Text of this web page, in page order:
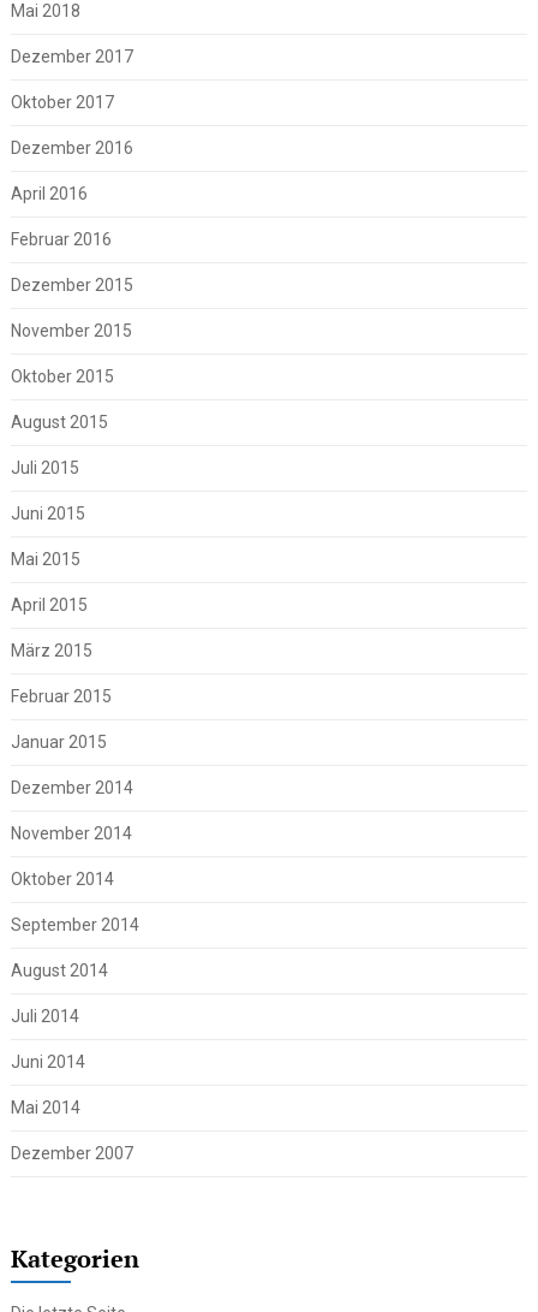
Mai 2018
Dezember 2017
Oktober 2017
Dezember 2016
April 2016
Februar 2016
Dezember 2015
November 2015
Oktober 2015
August 2015
Juli 2015
Juni 2015
Mai 2015
April 2015
März 2015
Februar 2015
Januar 2015
Dezember 2014
November 2014
Oktober 2014
September 2014
August 2014
Juli 2014
Juni 2014
Mai 2014
Dezember 2007
Kategorien